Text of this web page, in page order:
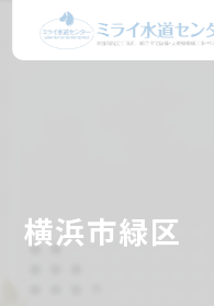
横浜市緑区